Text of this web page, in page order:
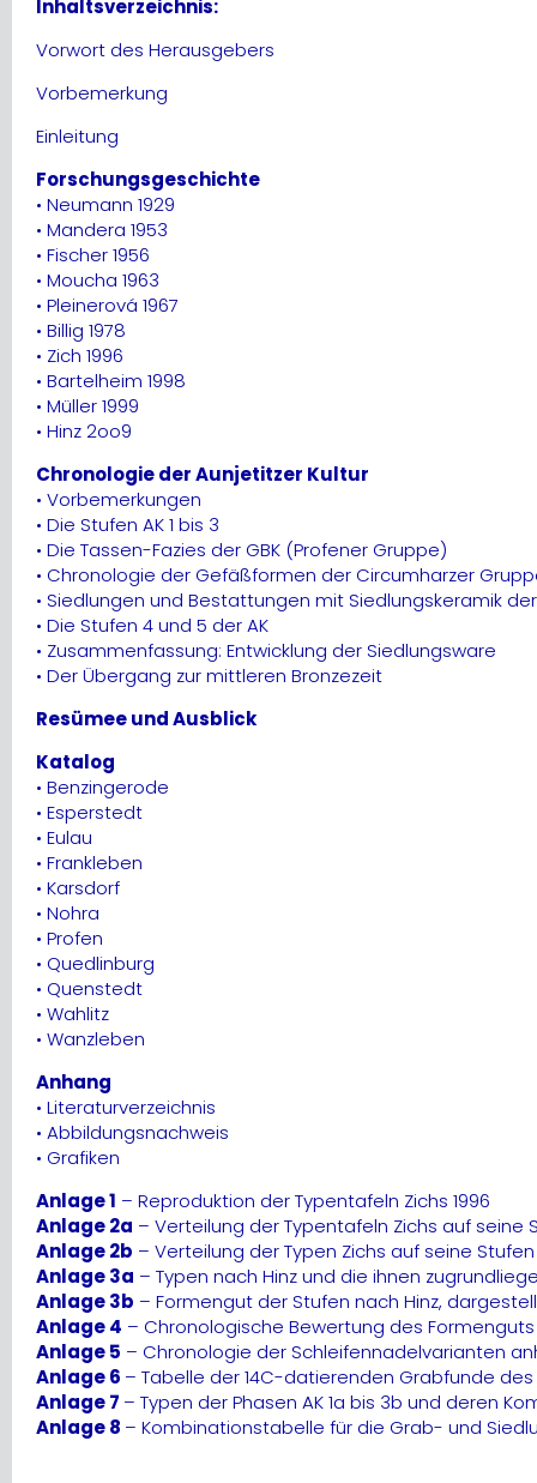
Inhaltsverzeichnis:
Vorwort des Herausgebers
Vorbemerkung
Einleitung
Forschungsgeschichte
• Neumann 1929
• Mandera 1953
• Fischer 1956
• Moucha 1963
• Pleinerová 1967
• Billig 1978
• Zich 1996
• Bartelheim 1998
• Müller 1999
• Hinz 2oo9
Chronologie der Aunjetitzer Kultur
• Vorbemerkungen
• Die Stufen AK 1 bis 3
• Die Tassen-Fazies der GBK (Profener Gruppe)
• Chronologie der Gefäßformen der Circumharzer
• Siedlungen und Bestattungen mit Siedlungskeramik der
• Die Stufen 4 und 5 der AK
• Zusammenfassung: Entwicklung der Siedlungsware
• Der Übergang zur mittleren Bronzezeit
Resümee und Ausblick
Katalog
• Benzingerode
• Esperstedt
• Eulau
• Frankleben
• Karsdorf
• Nohra
• Profen
• Quedlinburg
• Quenstedt
• Wahlitz
• Wanzleben
Anhang
• Literaturverzeichnis
• Abbildungsnachweis
• Grafiken
Anlage 1 – Reproduktion der Typentafeln Zichs 1996
Anlage 2a – Verteilung der Typentafeln Zichs auf seine
Anlage 2b – Verteilung der Typen Zichs auf seine
Anlage 3a – Typen nach Hinz und die ihnen
Anlage 3b – Formengut der Stufen nach Hinz,
Anlage 4 – Chronologische Bewertung des
Anlage 5 – Chronologie der Schleifennadelvarianten
Anlage 6 – Tabelle der 14C-datierenden Grabfunde des
Anlage 7 – Typen der Phasen AK 1a bis 3b und deren
Anlage 8 – Kombinationstabelle für die Grab- und